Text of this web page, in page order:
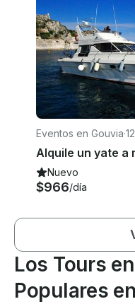
Eventos en Gouvia·
Nuevo
$966/día
Los Tours
Populares